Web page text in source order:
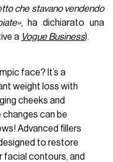
che stavano vendendo
, ha dichiarato una
a Vogue Business).
face? It’s a
weight loss with
cheeks and
changes can be
Advanced fillers
to restore
facial contours, and